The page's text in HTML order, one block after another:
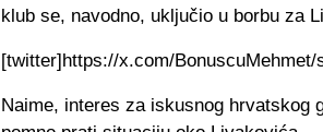
klub se, navodno, uključio u borbu za
[twitter]https://x.com/
Naime, interes za iskusnog hrvatskog